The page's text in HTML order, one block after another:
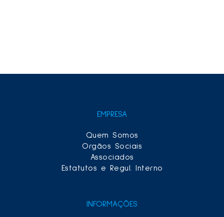
EMPRESA
Quem Somos
Orgãos Sociais
Associados
Estatutos e Regul. Interno
INFORMAÇÕES